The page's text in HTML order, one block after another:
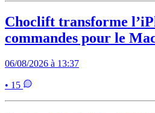
Choclift transforme
commandes pour le
06/08/2026 à 13:37
• 15